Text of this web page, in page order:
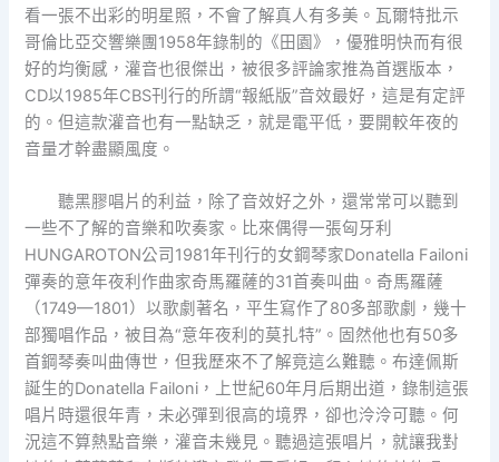
看一張不出彩的明星照，不會了解真人有多美。瓦爾特批示
哥倫比亞交響樂團1958年錄制的《田園》，優雅明快而有很
好的均衡感，灌音也很傑出，被很多評論家推為首選版本，
CD以1985年CBS刊行的所謂“報紙版”音效最好，這是有定評
的。但這款灌音也有一點缺乏，就是電平低，要開較年夜的
音量才幹盡顯風度。
聽黑膠唱片的利益，除了音效好之外，還常常可以聽到
一些不了解的音樂和吹奏家。比來偶得一張匈牙利
HUNGAROTON公司1981年刊行的女鋼琴家Donatella Failoni
彈奏的意年夜利作曲家奇馬羅薩的31首奏叫曲。奇馬羅薩
（1749—1801）以歌劇著名，平生寫作了80多部歌劇，幾十
部獨唱作品，被目為“意年夜利的莫扎特”。固然他也有50多
首鋼琴奏叫曲傳世，但我歷來不了解竟這么難聽。布達佩斯
誕生的Donatella Failoni，上世紀60年月后期出道，錄制這張
唱片時還很年青，未必彈到很高的境界，卻也泠泠可聽。何
況這不算熱點音樂，灌音未幾見。聽過這張唱片，就讓我對